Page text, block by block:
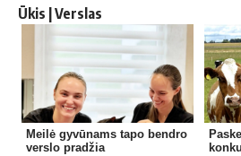
Ūkis | Verslas
Meilė gyvūnams tapo bendro
verslo pradžia